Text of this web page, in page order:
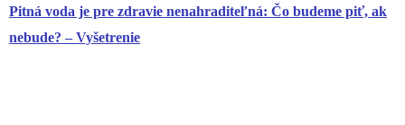
Pitná voda je pre zdravie nenahraditeľná: Čo budeme piť, ak
nebude? – Vyšetrenie